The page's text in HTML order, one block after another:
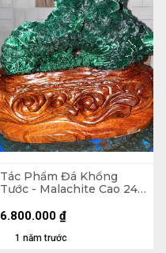
Tác Phẩm Đá Khổng
Tước - Malachite Cao 24
1 năm trước
6.800.000 ₫